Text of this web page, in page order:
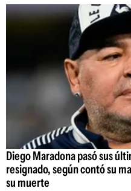
Diego Maradona pasó sus
resignado, según contó su
su muerte